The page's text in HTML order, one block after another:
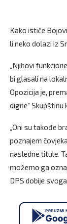
Kako ističe
li neko dolazi iz
„Njihovi
bi glasali na
Opozicija je,
digne“ Skupštinu
„Oni su takođe
poznajem
nasledne titule.
možemo ga
DPS dobije
PREUZMI